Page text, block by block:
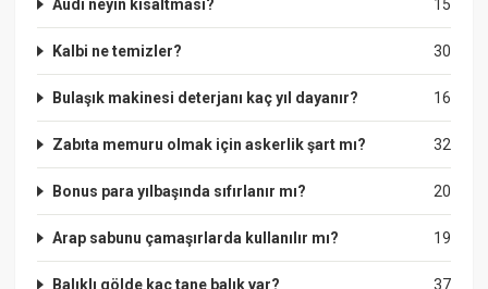
15
Audi neyin kısaltması?
30
Kalbi ne temizler?
16
Bulaşık makinesi deterjanı kaç yıl dayanır?
32
Zabıta memuru olmak için askerlik şart mı?
20
Bonus para yılbaşında sıfırlanır mı?
19
Arap sabunu çamaşırlarda kullanılır mı?
37
Balıklı gölde kaç tane balık var?